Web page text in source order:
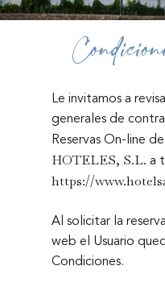
Le invitamos a
generales de
Reservas On-line de
HOTELES, S.L. a
https://
Al solicitar la
web el Usuario
Condiciones.